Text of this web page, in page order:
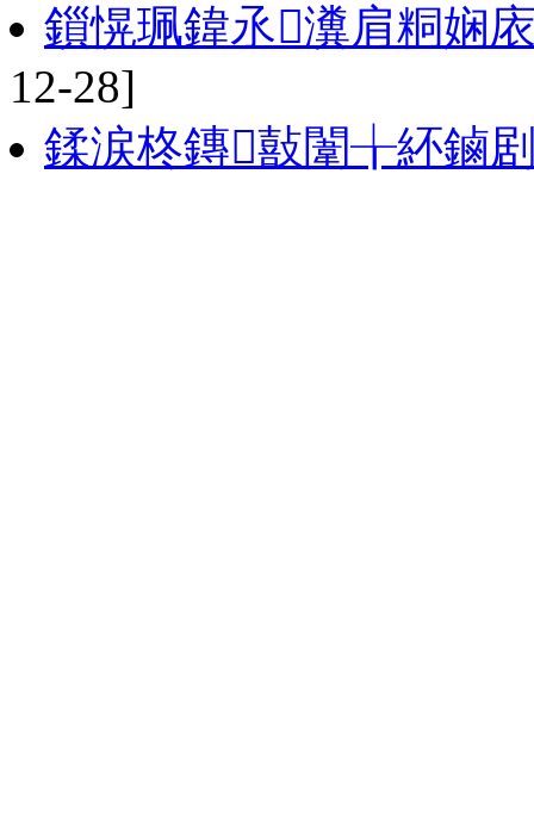
鎻愰珮鍏氶瀵肩粡娴
12-28]
鍒涙柊鏄敼闈╁紑鏀